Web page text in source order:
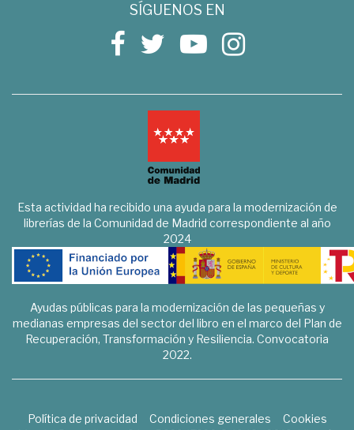
SÍGUENOS EN
Esta actividad ha recibido una ayuda para la modernización de
librerías de la Comunidad de Madrid correspondiente al año
2024
Ayudas públicas para la modernización de las pequeñas y
medianas empresas del sector del libro en el marco del Plan de
Recuperación, Transformación y Resiliencia. Convocatoria
2022.
Política de privacidad Condiciones generales
Cookies